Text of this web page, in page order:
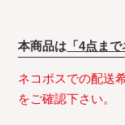
本商品は 「4点ま
ネコポスでの配送
をご確認下さい。